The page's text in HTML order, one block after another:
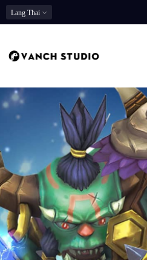
Lang Thai